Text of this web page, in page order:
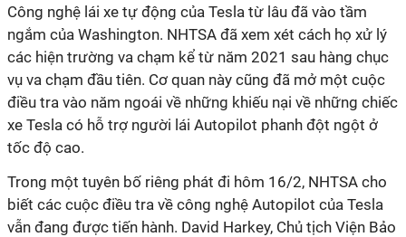
Công nghệ lái xe tự động của Tesla từ lâu đã vào tầm
ngắm của Washington. NHTSA đã xem xét cách họ xử lý
các hiện trường va chạm kể từ năm 2021 sau hàng chục
vụ va chạm đầu tiên. Cơ quan này cũng đã mở một cuộc
điều tra vào năm ngoái về những khiếu nại về những chiếc
xe Tesla có hỗ trợ người lái Autopilot phanh đột ngột ở
tốc độ cao.
Trong một tuyên bố riêng phát đi hôm 16/2, NHTSA cho
biết các cuộc điều tra về công nghệ Autopilot của Tesla
vẫn đang được tiến hành. David Harkey, Chủ tịch Viện Bảo